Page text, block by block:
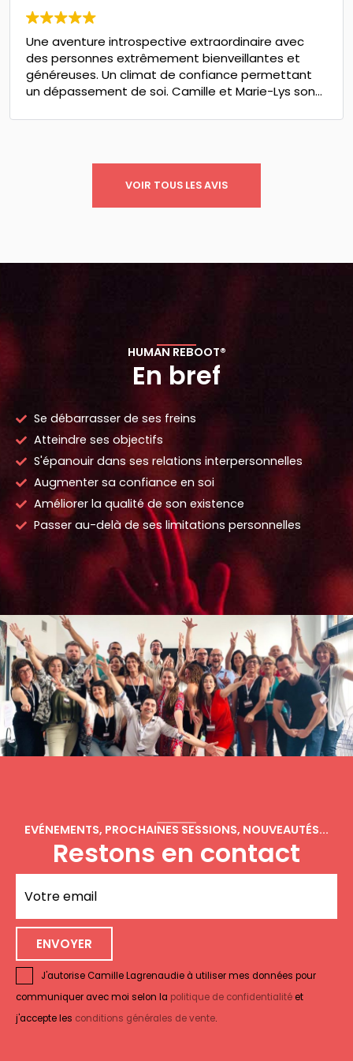
attend.
participants est maintenant capable de catalyser
cette transformation pour les personnes qu'ils
accompagnent. Merci Camille & Marie-Lys. Et au
plaisir de vous revoir pour le niveau 2 !
Une aventure introspective extraordinaire avec
des personnes extrêmement bienveillantes et
généreuses. Un climat de confiance permettant
un dépassement de soi. Camille et Marie-Lys sont
du parcours😉. Elodie
VOIR TOUS LES AVIS
HUMAN REBOOT®
En bref
Se débarrasser de ses freins
Atteindre ses objectifs
S'épanouir dans ses relations interpersonnelles
Augmenter sa confiance en soi
Améliorer la qualité de son existence
Passer au-delà de ses limitations personnelles
EVÉNEMENTS, PROCHAINES SESSIONS, NOUVEAUTÉS...
Restons en contact
J'autorise Camille Lagrenaudie à utiliser mes données pour
communiquer avec moi selon la politique de confidentialité et
j'accepte les conditions générales de vente.